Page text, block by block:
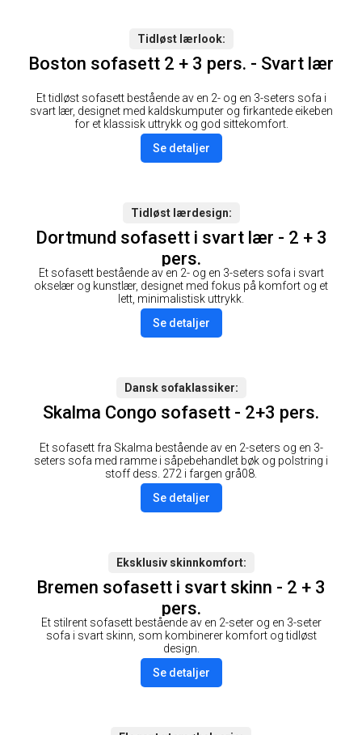
Tidløst lærlook
Boston sofasett 2 + 3 pers. - Svart lær
Et tidløst sofasett bestående av en 2- og en 3-seters sofa i
svart lær, designet med kaldskumputer og firkantede eikeben
for et klassisk uttrykk og god sittekomfort.
Se detaljer
Tidløst lærdesign
Dortmund sofasett i svart lær - 2 + 3
pers.
Et sofasett bestående av en 2- og en 3-seters sofa i svart
okselær og kunstlær, designet med fokus på komfort og et
lett, minimalistisk uttrykk.
Se detaljer
Dansk sofaklassiker
Skalma Congo sofasett - 2+3 pers.
Et sofasett fra Skalma bestående av en 2-seters og en 3-
seters sofa med ramme i såpebehandlet bøk og polstring i
stoff dess. 272 i fargen grå08.
Se detaljer
Eksklusiv skinnkomfort
Bremen sofasett i svart skinn - 2 + 3
pers.
Et stilrent sofasett bestående av en 2-seter og en 3-seter
sofa i svart skinn, som kombinerer komfort og tidløst
design.
Se detaljer